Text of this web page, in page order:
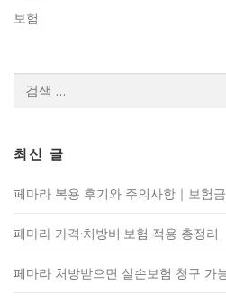
보험
최신 글
페마라 복용 후기와 주의사항｜보험
페마라 가격·처방비·보험 적용 총정리
페마라 처방받으면 실손보험 청구 가